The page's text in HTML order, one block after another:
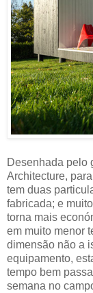
Desenhada pelo
Architecture,
tem duas
fabricada; e
torna mais
em muito menor
dimensão não a
equipamento,
tempo bem
semana no